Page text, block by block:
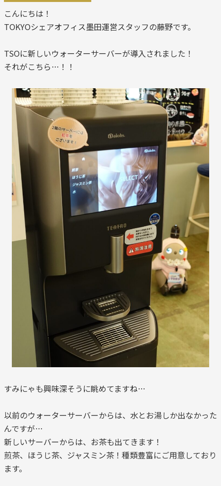
こんにちは！
TOKYOシェアオフィス墨田運営スタッフの藤野です。
TSOに新しいウォーターサーバーが導入されました！
それがこちら…！！
すみにゃも興味深そうに眺めてますね…
以前のウォーターサーバーからは、水とお湯しか出なかった
んですが…
新しいサーバーからは、お茶も出てきます！
煎茶、ほうじ茶、ジャスミン茶！種類豊富にご用意しており
ます。